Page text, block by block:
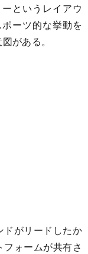
というレイアウ
ーツ的な挙動を
がある。
がリードしたか
ォームが共有さ